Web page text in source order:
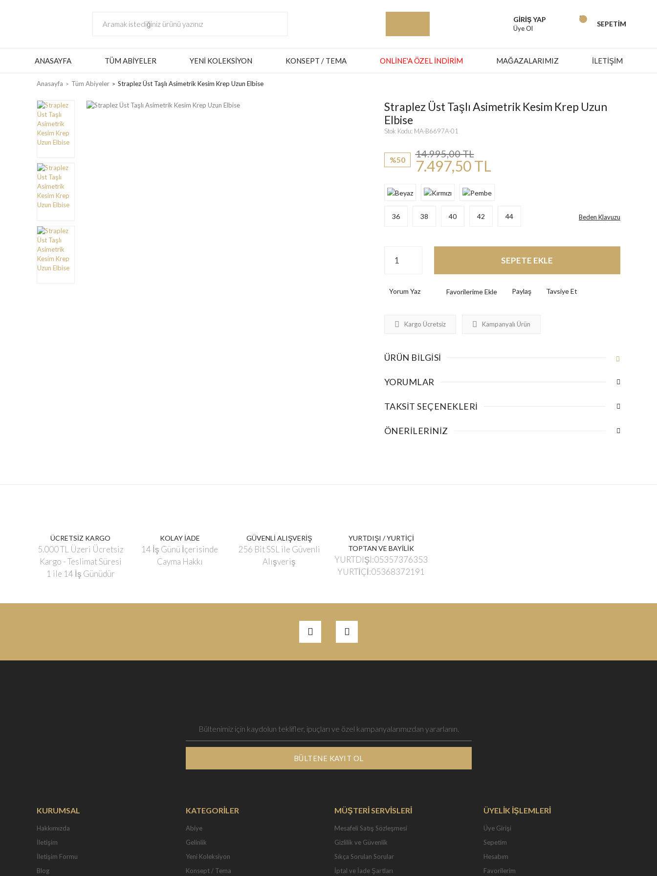
GİRİŞ YAP
Üye Ol
SEPETİM
ANASAYFA TÜM ABIYELER YENI KOLEKSIYON KONSEPT / TEMA ONLINE'A ÖZEL İNDIRIM MAĞAZALARIMIZ İLETİŞİM
Anasayfa Tüm Abiyeler Straplez Üst Taşlı Asimetrik Kesim Krep Uzun Elbise
Straplez Üst Taşlı Asimetrik Kesim Krep Uzun
Elbise
Stok Kodu: MA-B6697A-01
%50
14.995,00 TL
7.497,50 TL
36 38 40 42 44 Beden Klavuzu
SEPETE EKLE
Yorum Yaz Paylaş Tavsiye Et
Kargo Ücretsiz Kampanyalı Ürün
ÜRÜN BILGISI
YORUMLAR
TAKSIT SEÇENEKLERI
ÖNERILERINIZ
ÜCRETSİZ KARGO
5.000 TL Üzeri Ücretsiz
Kargo - Teslimat Süresi
1 ile 14 İş Günüdür
KOLAY İADE
14 İş Günü İçerisinde
Cayma Hakkı
GÜVENLİ ALIŞVERİŞ
256 Bit SSL ile Güvenli
Alışveriş
YURTDIŞI / YURTİÇİ
TOPTAN VE BAYİLİK
YURTDIŞI:05357376353
YURTİÇİ:05368372191
BÜLTENE KAYIT OL
KURUMSAL
Hakkımızda
İletişim
İletişim Formu
Blog
KATEGORİLER
Abiye
Gelinlik
Yeni Koleksiyon
Konsept / Tema
MÜŞTERİ SERVİSLERİ
Mesafeli Satış Sözleşmesi
Gizlilik ve Güvenlik
Sıkça Sorulan Sorular
İptal ve İade Şartları
ÜYELİK İŞLEMLERİ
Üye Girişi
Sepetim
Hesabım
Favorilerim